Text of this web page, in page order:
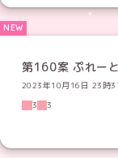
第160案 ぷれー
2023年10月16日 23時
3
3